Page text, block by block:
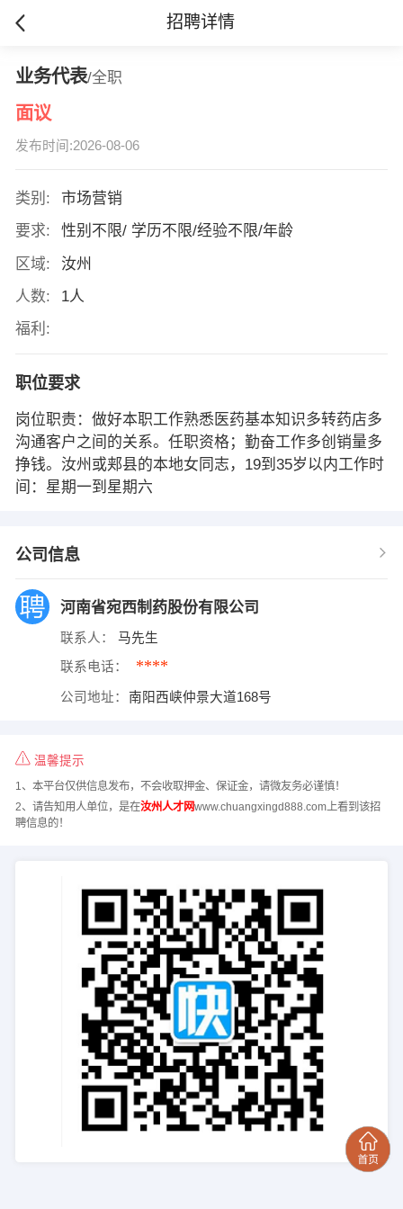
招聘详情
业务代表/全职
面议
发布时间:2026-08-06
类别:
市场营销
要求:
性别不限/ 学历不限/经验不限/年龄
区域:
汝州
人数:
1人
福利:
职位要求
岗位职责：做好本职工作熟悉医药基本知识多转药店多
沟通客户之间的关系。任职资格；勤奋工作多创销量多
挣钱。汝州或郏县的本地女同志，19到35岁以内工作时
间：星期一到星期六
公司信息
河南省宛西制药股份有限公司
联系人： 马先生
联系电话： ****
公司地址： 南阳西峡仲景大道168号
温馨提示
1、本平台仅供信息发布，不会收取押金、保证金，请微友务必谨慎！
2、请告知用人单位，是在汝州人才网www.chuangxingd888.com上看到该招
聘信息的！